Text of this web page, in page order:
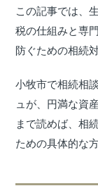
この記事では、
税の仕組みと専
防ぐための相続
小牧市で相続相
ュが、円満な資
まで読めば、相
ための具体的な